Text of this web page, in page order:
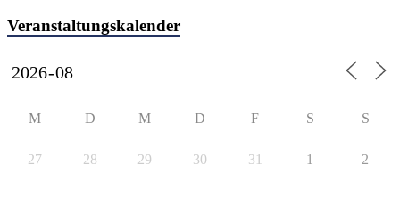
Veranstaltungskalender
M D M D F S S
27 28 29 30 31 1 2